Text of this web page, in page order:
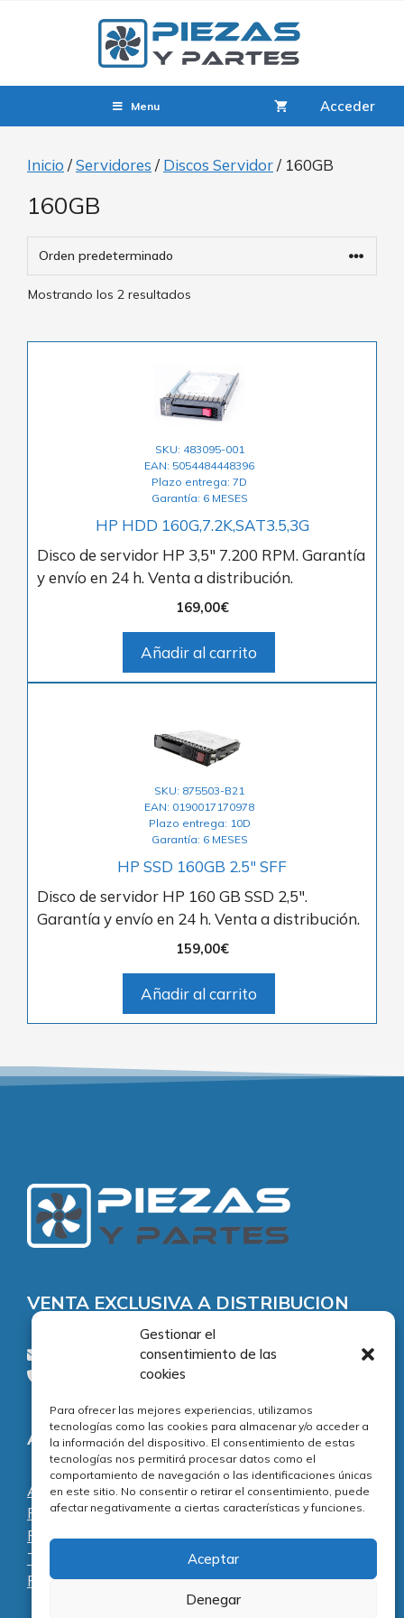
Gestionar el
consentimiento de las
cookies
Para ofrecer las mejores experiencias, utilizamos
tecnologías como las cookies para almacenar y/o acceder a
la información del dispositivo. El consentimiento de estas
tecnologías nos permitirá procesar datos como el
comportamiento de navegación o las identificaciones únicas
en este sitio. No consentir o retirar el consentimiento, puede
afectar negativamente a ciertas características y funciones.
Aceptar
Denegar
Menu Acceder
Inicio /Servidores / Discos Servidor/ 160GB
160GB
Mostrando los 2 resultados
SKU: 483095-001
EAN: 5054484448396
Plazo entrega: 7D
Garantía: 6 MESES
HP HDD 160G,7.2K,SAT3.5,3G
Disco de servidor HP 3,5″ 7.200 RPM. Garantía
y envío en 24 h. Venta a distribución.
169,00€
Añadir al carrito
SKU: 875503-B21
EAN: 0190017170978
Plazo entrega: 10D
Garantía: 6 MESES
HP SSD 160GB 2.5″ SFF
Disco de servidor HP 160 GB SSD 2,5″.
Garantía y envío en 24 h. Venta a distribución.
159,00€
Añadir al carrito
VENTA EXCLUSIVA A DISTRIBUCION
consultas@piezasypartes.es
Tel.: 91 811 73 02
Adecuación normativa
Aviso legal
Política de privacidad
Política de cookies
Términos y condiciones
Preguntas frecuentes